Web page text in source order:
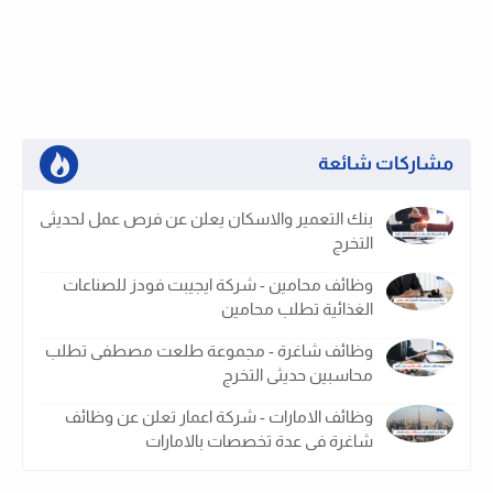
مشاركات شائعة
بنك التعمير والاسكان يعلن عن فرص عمل لحديثى
التخرج
وظائف محامين - شركة ايجيبت فودز للصناعات
الغذائية تطلب محامين
وظائف شاغرة - مجموعة طلعت مصطفى تطلب
محاسبين حديثى التخرج
وظائف الامارات - شركة اعمار تعلن عن وظائف
شاغرة فى عدة تخصصات بالامارات